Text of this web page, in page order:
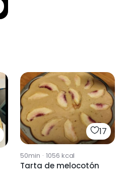
17
50min · 1056 kcal
Tarta de melocotón